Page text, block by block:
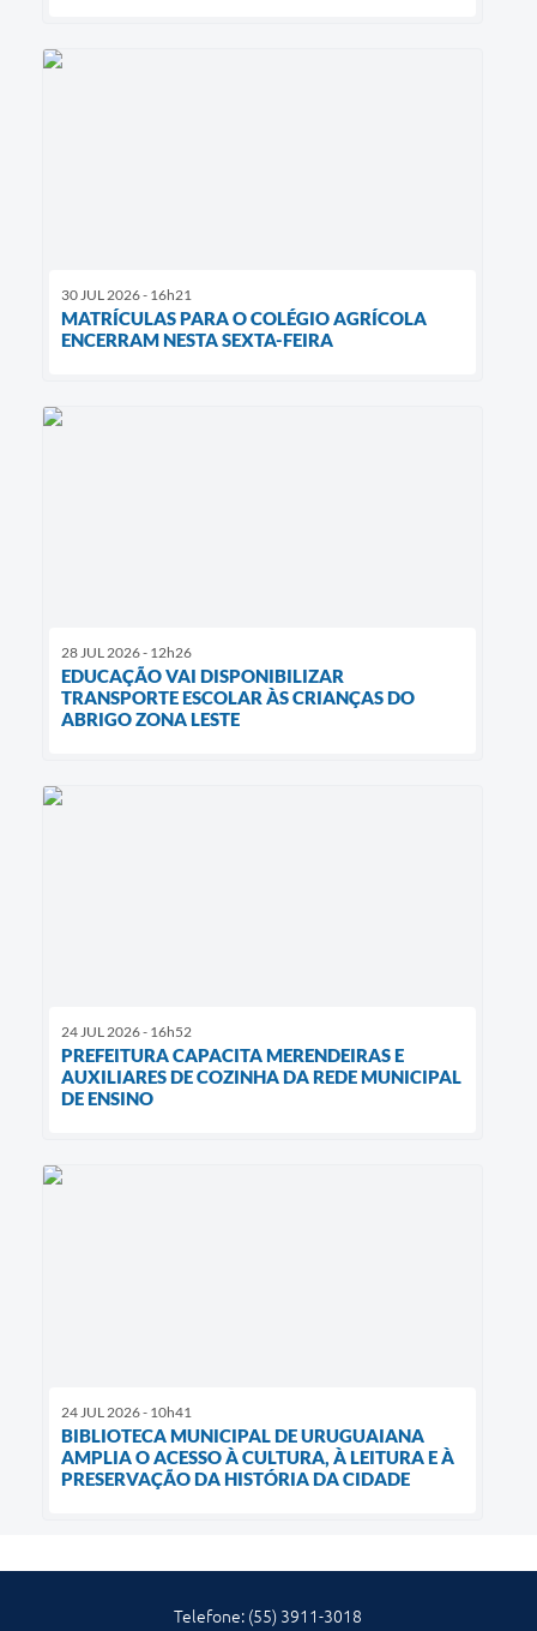
30 JUL 2026 - 16h21
MATRÍCULAS PARA O COLÉGIO AGRÍCOLA
ENCERRAM NESTA SEXTA-FEIRA
28 JUL 2026 - 12h26
EDUCAÇÃO VAI DISPONIBILIZAR
TRANSPORTE ESCOLAR ÀS CRIANÇAS DO
ABRIGO ZONA LESTE
24 JUL 2026 - 16h52
PREFEITURA CAPACITA MERENDEIRAS E
AUXILIARES DE COZINHA DA REDE MUNICIPAL
DE ENSINO
24 JUL 2026 - 10h41
BIBLIOTECA MUNICIPAL DE URUGUAIANA
AMPLIA O ACESSO À CULTURA, À LEITURA E À
PRESERVAÇÃO DA HISTÓRIA DA CIDADE
Telefone: (55) 3911-3018